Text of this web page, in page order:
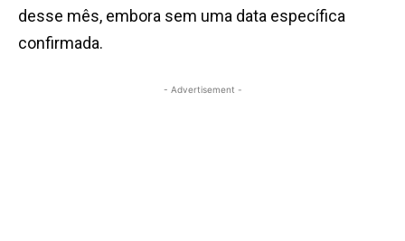
desse mês, embora sem uma data específica
confirmada.
- Advertisement -